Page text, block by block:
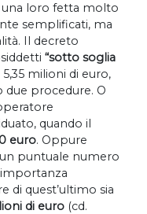
una loro fetta molto
semplificati, ma
Il decreto
“sotto soglia
milioni di euro,
due procedure. O
quando il
euro. Oppure
puntuale numero
di quest’ultimo sia
di euro (cd.